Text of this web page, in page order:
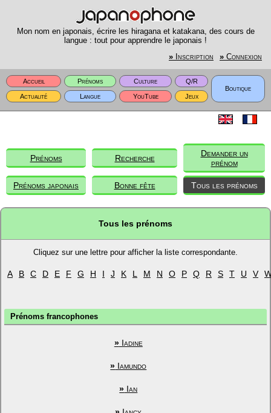
Mon nom en japonais, écrire les hiragana et katakana, des cours de
langue : tout pour apprendre le japonais !
» Inscription » Connexion
Accueil Prénoms Culture
Q/R
Boutique
Actualité
Langue YouTube Jeux
Prénoms Recherche
Demander un
prénom
Prénoms japonais Bonne fête Tous les prénoms
Tous les prénoms
Cliquez sur une lettre pour afficher la liste correspondante.
A B C D E F G H I J K L M N O P Q R S T U V
Prénoms francophones
»Iadine
» Iamundo
» Ian